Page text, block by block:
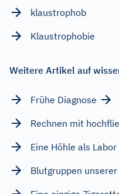
klaustrophob
Klaustrophobie
Weitere Artikel auf
Frühe Diagnose
Rechnen mit
Eine Höhle als Labor
Blutgruppen